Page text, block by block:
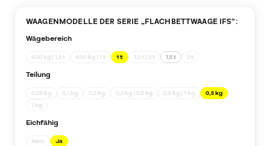
WAAGENMODELLE DER SERIE „FLACHBETTWAAGE IFS“:
Wägebereich
600 kg | 1,5 t 600 kg | 1 t 1 t 1,5 t | 3 t 1,5 t 3 t
Teilung
0,05 kg 0,1 kg 0,2 kg 0,2 kg | 0,5 kg 0,5 kg | 1 kg
0,5 kg
1 kg
Eichfähig
Nein Ja